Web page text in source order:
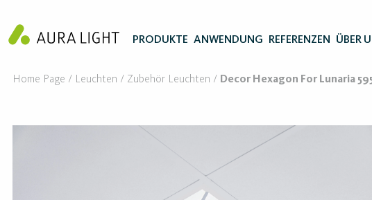
PRODUKTE ANWENDUNG REFERENZEN ÜBER
Home Page Leuchten Zubehör Leuchten Decor Hexagon For Lunaria